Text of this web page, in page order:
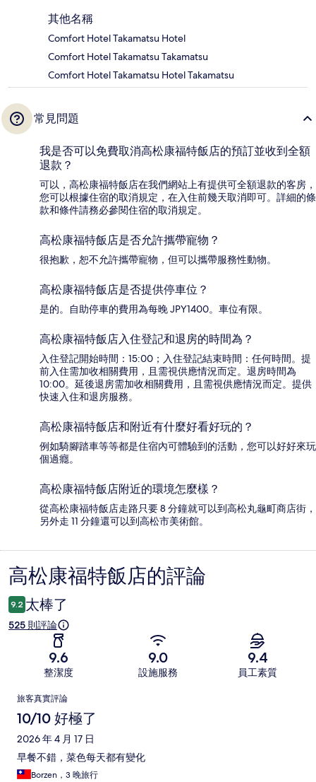
其他名稱
Comfort Hotel Takamatsu Hotel
Comfort Hotel Takamatsu Takamatsu
Comfort Hotel Takamatsu Hotel Takamatsu
常見問題
我是否可以免費取消高松康福特飯店的預訂並收到全額
退款？
可以，高松康福特飯店在我們網站上有提供可全額退款的客房，
您可以根據住宿的取消規定，在入住前幾天取消即可。詳細的條
款和條件請務必參閱住宿的取消規定。
高松康福特飯店是否允許攜帶寵物？
很抱歉，恕不允許攜帶寵物，但可以攜帶服務性動物。
高松康福特飯店是否提供停車位？
是的。自助停車的費用為每晚 JPY1400。車位有限。
高松康福特飯店入住登記和退房的時間為？
入住登記開始時間：15:00；入住登記結束時間：任何時間。提
前入住需加收相關費用，且需視供應情況而定。退房時間為
10:00。延後退房需加收相關費用，且需視供應情況而定。提供
快速入住和退房服務。
高松康福特飯店和附近有什麼好看好玩的？
例如騎腳踏車等等都是住宿內可體驗到的活動，您可以好好來玩
個過癮。
高松康福特飯店附近的環境怎麼樣？
從高松康福特飯店走路只要 8 分鐘就可以到高松丸龜町商店街，
另外走 11 分鐘還可以到高松市美術館。
評
論
高松康福特飯店的評論
9.2 太棒了
525 則評論
9.6
整潔度
9.0
設施服務
9.4
員工素質
評
論
旅客真實評論
10/10 好極了
2026 年 4 月 17 日
早餐不錯，菜色每天都有變化
Borzen，3 晚旅行